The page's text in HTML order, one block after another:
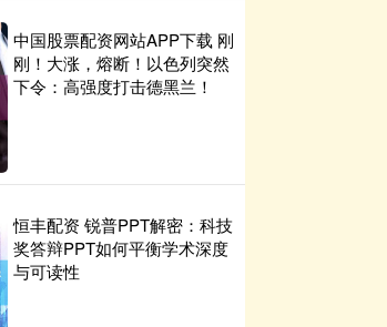
中国股票配资网站APP下载 刚
刚！大涨，熔断！以色列突然
下令：高强度打击德黑兰！
恒丰配资 锐普PPT解密：科技
奖答辩PPT如何平衡学术深度
与可读性